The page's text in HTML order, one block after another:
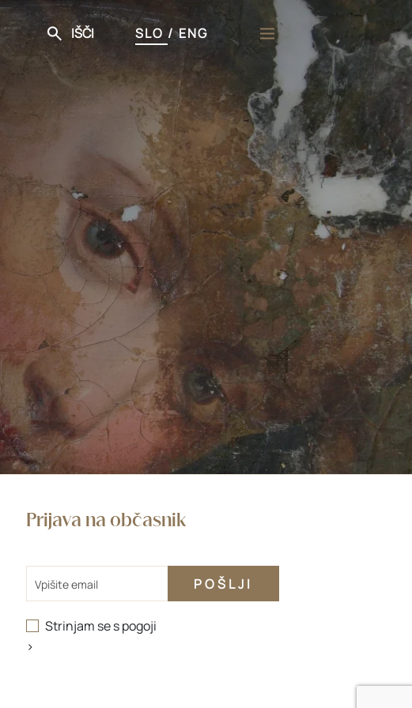
IŠČI
Išči
SLO / ENG
Prijava na občasnik
Strinjam se spogoji
>